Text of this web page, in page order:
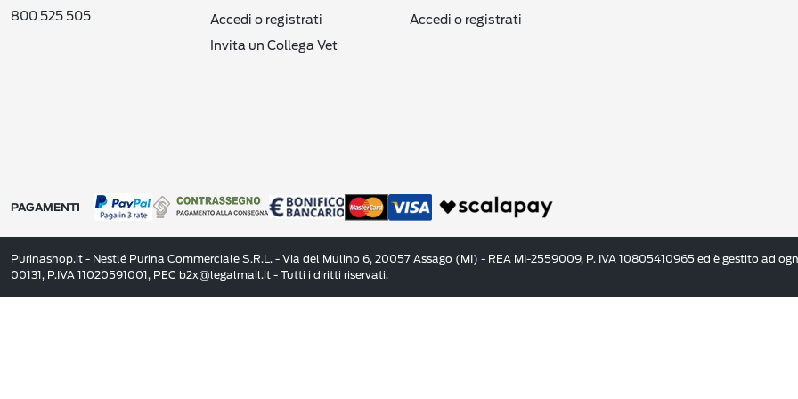
Accedi o registrati
Invita un Collega Vet
Accedi o registrati
800 525 505
PAGAMENTI
Purinashop.it - Nestlé Purina Commerciale S.R.L. - Via del Mulino 6, 20057 Assago (MI) - REA MI-2559009, P. IVA 10805410965 ed è gestito ad
00131, P.IVA 11020591001, PEC b2x@legalmail.it - Tutti i diritti riservati.